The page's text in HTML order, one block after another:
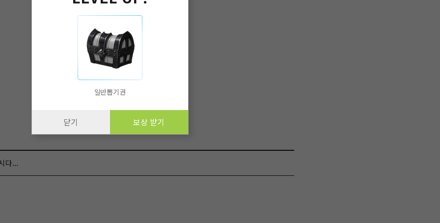
다...
일반뽑기권
닫기 보상 받기